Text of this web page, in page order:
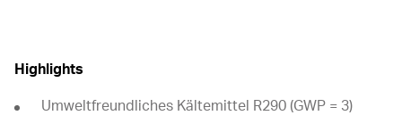
Highlights
Umweltfreundliches Kältemittel R290 (GWP = 3)